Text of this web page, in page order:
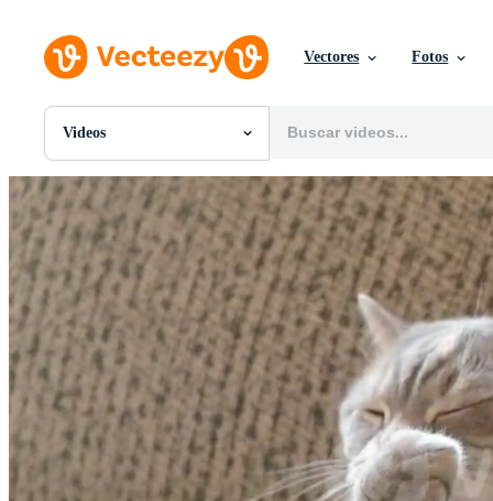
Vectores Fotos
Videos
Todas Imágenes
Fotos
PNGs
PSDs
SVGs
Plantillas
Vectores
Videos
Gráficos en Movimiento
Imágenes Editoriales
Eventos Editoriales